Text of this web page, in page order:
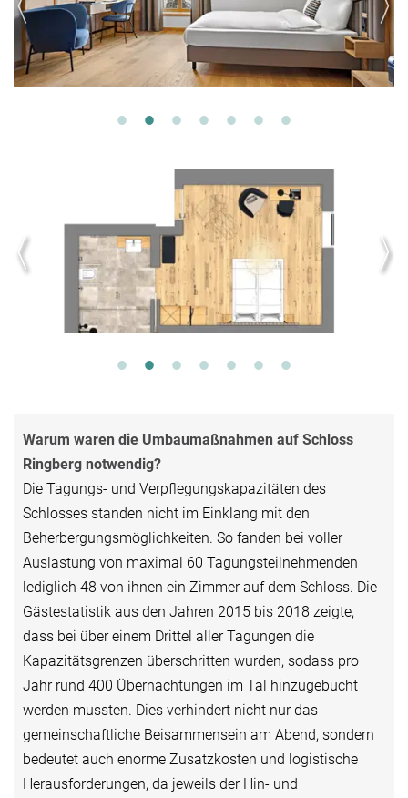
Warum waren die Umbaumaßnahmen auf Schloss
Ringberg notwendig?
Die Tagungs- und Verpflegungskapazitäten des
Schlosses standen nicht im Einklang mit den
Beherbergungsmöglichkeiten. So fanden bei voller
Auslastung von maximal 60 Tagungsteilnehmenden
lediglich 48 von ihnen ein Zimmer auf dem Schloss. Die
Gästestatistik aus den Jahren 2015 bis 2018 zeigte,
dass bei über einem Drittel aller Tagungen die
Kapazitätsgrenzen überschritten wurden, sodass pro
Jahr rund 400 Übernachtungen im Tal hinzugebucht
werden mussten. Dies verhindert nicht nur das
gemeinschaftliche Beisammensein am Abend, sondern
bedeutet auch enorme Zusatzkosten und logistische
Herausforderungen, da jeweils der Hin- und